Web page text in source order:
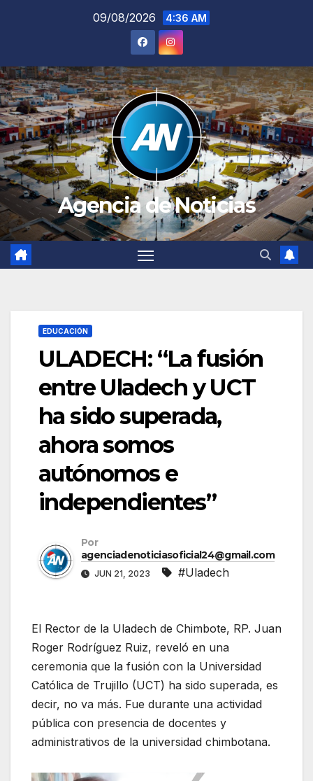
09/08/2026 4:36 AM
Agencia de Noticias
EDUCACIÓN
ULADECH: “La fusión
entre Uladech y UCT
ha sido superada,
ahora somos
autónomos e
independientes”
Por
agenciadenoticiasoficial24@gmail.com
JUN 21, 2023 #Uladech
El Rector de la Uladech de Chimbote, RP. Juan
Roger Rodríguez Ruiz, reveló en una
ceremonia que la fusión con la Universidad
Católica de Trujillo (UCT) ha sido superada, es
decir, no va más. Fue durante una actividad
pública con presencia de docentes y
administrativos de la universidad chimbotana.